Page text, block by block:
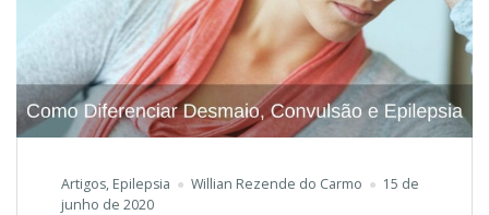
Artigos, Epilepsia Willian Rezende do Carmo
15 de
junho de 2020